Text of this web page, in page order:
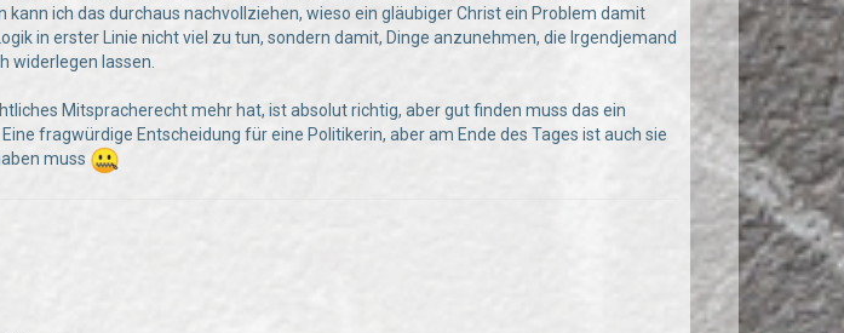
ich das durchaus nachvollziehen, wieso ein gläubiger Christ ein Problem damit
in erster Linie nicht viel zu tun, sondern damit, Dinge anzunehmen, die Irgendjemand
widerlegen lassen.
Mitspracherecht mehr hat, ist absolut richtig, aber gut finden muss das ein
fragwürdige Entscheidung für eine Politikerin, aber am Ende des Tages ist auch sie
muss